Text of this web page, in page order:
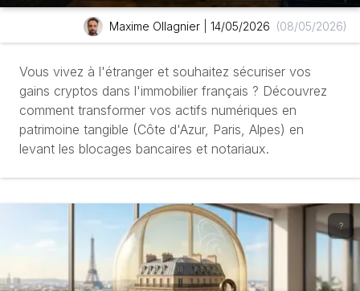
Maxime Ollagnier 14/05/2026 (08/05/2026)
Vous vivez à l'étranger et souhaitez sécuriser vos
gains cryptos dans l'immobilier français ? Découvrez
comment transformer vos actifs numériques en
patrimoine tangible (Côte d'Azur, Paris, Alpes) en
levant les blocages bancaires et notariaux.
?